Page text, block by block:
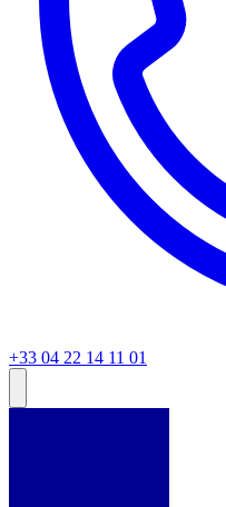
+33 04 22 14 11 01